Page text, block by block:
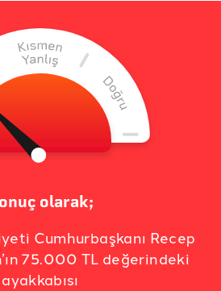
olarak;
Cumhurbaşkanı Recep
75.000 TL değerindeki
ayakkabısı